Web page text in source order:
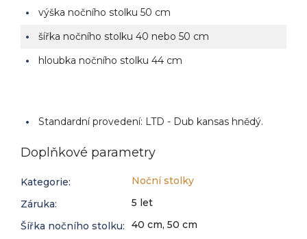
výška nočního stolku 50 cm
šířka nočního stolku 40 nebo 50 cm
hloubka nočního stolku 44 cm
Standardní provedení: LTD - Dub kansas hnědý.
Doplňkové parametry
Kategorie:
Noční stolky
Záruka:
5 let
Šířka nočního stolku:
40 cm, 50 cm